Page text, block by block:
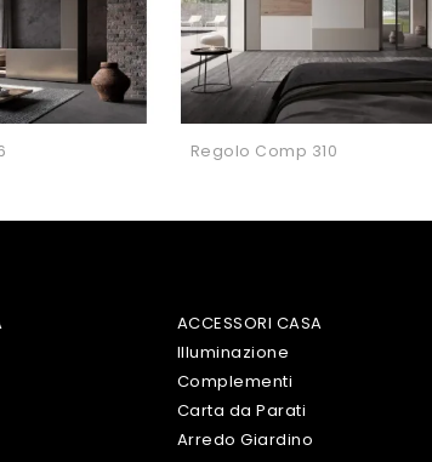
Regolo Comp 310
ACCESSORI CASA
Illuminazione
Complementi
Carta da Parati
Arredo Giardino